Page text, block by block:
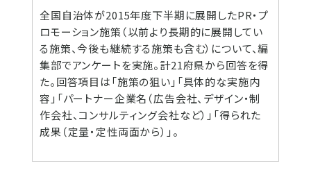
全国自治体が2015年度下半期に展開したPR・プ
ロモーション施策（以前より長期的に展開してい
る施策、今後も継続する施策も含む）について、編
集部でアンケートを実施。計21府県から回答を得
た。回答項目は「施策の狙い」「具体的な実施内
容」「パートナー企業名（広告会社、デザイン・制
作会社、コンサルティング会社など）」「得られた
成果（定量・定性両面から）」。